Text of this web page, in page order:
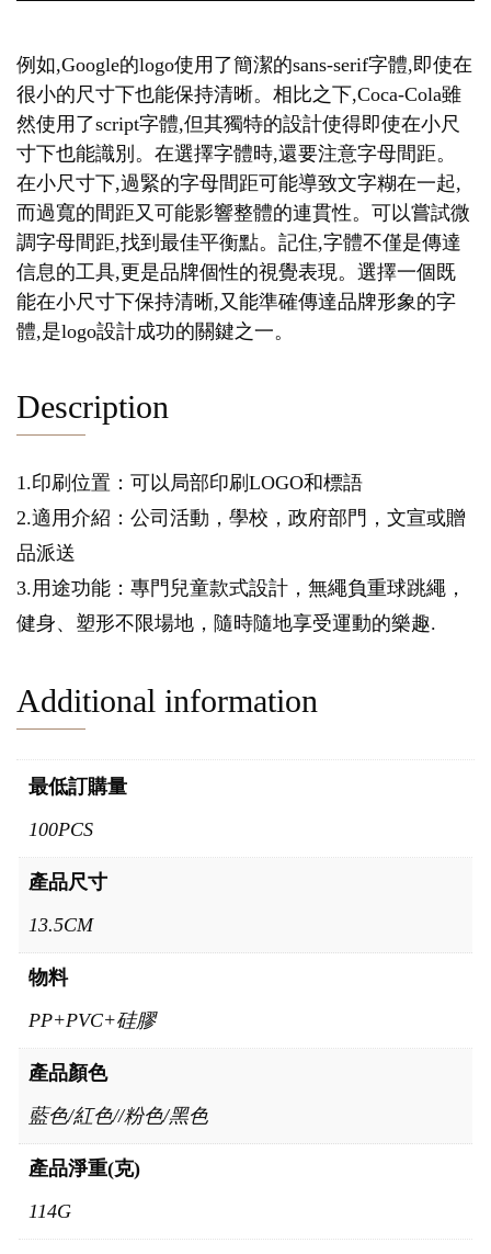
例如,Google的logo使用了簡潔的sans-serif字體,即使在
很小的尺寸下也能保持清晰。相比之下,Coca-Cola雖
然使用了script字體,但其獨特的設計使得即使在小尺
寸下也能識別。在選擇字體時,還要注意字母間距。
在小尺寸下,過緊的字母間距可能導致文字糊在一起,
而過寬的間距又可能影響整體的連貫性。可以嘗試微
調字母間距,找到最佳平衡點。記住,字體不僅是傳達
信息的工具,更是品牌個性的視覺表現。選擇一個既
能在小尺寸下保持清晰,又能準確傳達品牌形象的字
體,是logo設計成功的關鍵之一。
Description
1.印刷位置：可以局部印刷LOGO和標語
2.適用介紹：公司活動，學校，政府部門，文宣或贈
品派送
3.用途功能：專門兒童款式設計，無繩負重球跳繩，
健身、塑形不限場地，隨時隨地享受運動的樂趣.
Additional information
最低訂購量
100PCS
產品尺寸
13.5CM
物料
PP+PVC+硅膠
產品顏色
藍色/紅色//粉色/黑色
產品淨重(克)
114G